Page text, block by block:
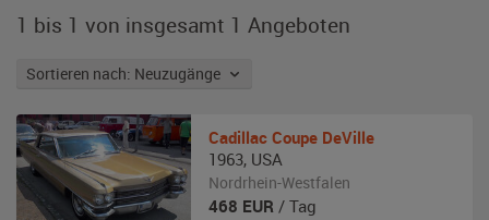
1 bis 1 von insgesamt 1 Angeboten
Sortieren nach: Neuzugänge
Cadillac Coupe DeVille
1963, USA
Nordrhein-Westfalen
468 EUR / Tag